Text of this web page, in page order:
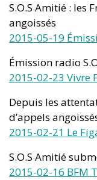
S.O.S Amitié : les
angoissés
2015-05-19
Émission radio
2015-02-23 Vivre
Depuis les
d’appels
2015-02-21 Le
S.O.S Amitié
2015-02-16 BFM